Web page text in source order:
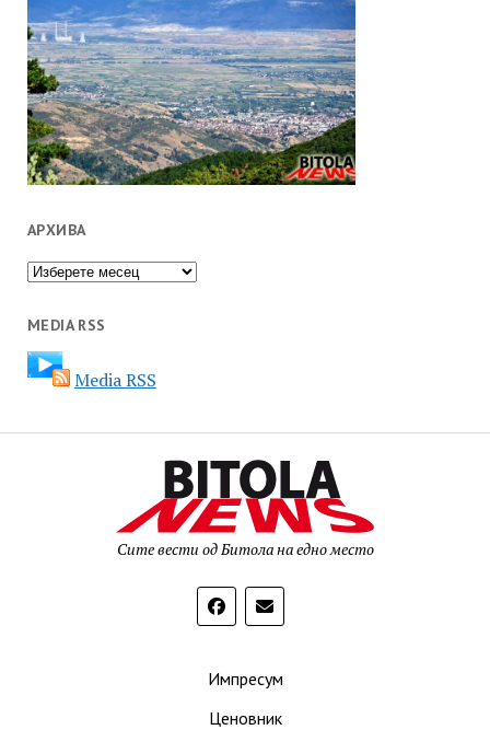
АРХИВА
Архива
MEDIA RSS
Media RSS
Сите вести од Битола на едно место
Импресум
Ценовник